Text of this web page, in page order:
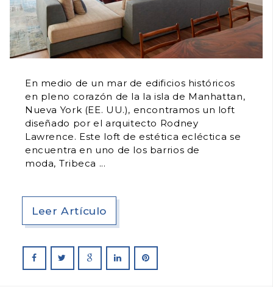
En medio de un mar de edificios históricos
en pleno corazón de la la isla de Manhattan,
Nueva York (EE. UU.), encontramos un loft
diseñado por el arquitecto Rodney
Lawrence. Este loft de estética ecléctica se
encuentra en uno de los barrios de
moda, Tribeca
Leer Artículo